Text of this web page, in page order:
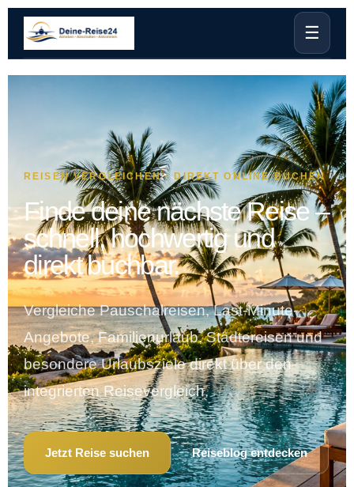
☰
REISEN VERGLEICHEN · DIREKT ONLINE BUCHEN
Finde deine nächste Reise –
schnell, hochwertig und
direkt buchbar.
Vergleiche Pauschalreisen, Last-Minute-
Angebote, Familienurlaub, Städtereisen und
besondere Urlaubsziele direkt über den
integrierten Reisevergleich.
Jetzt Reise suchen Reiseblog entdecken